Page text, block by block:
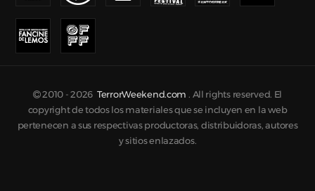
2010 -2026 TerrorWeekend.com . All rights reserved. El
copyright de todos los materiales que se incluyen en la web
pertenecen a sus respectivas productoras, distribuidoras, autores
y sitios enlazados.